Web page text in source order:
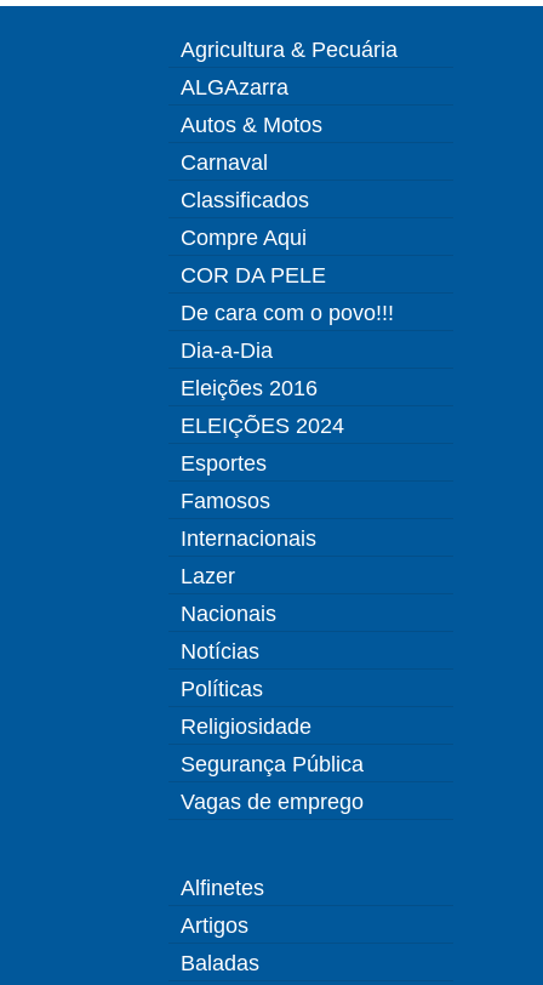
Agricultura & Pecuária
ALGAzarra
Autos & Motos
Carnaval
Classificados
Compre Aqui
COR DA PELE
De cara com o povo!!!
Dia-a-Dia
Eleições 2016
ELEIÇÕES 2024
Esportes
Famosos
Internacionais
Lazer
Nacionais
Notícias
Políticas
Religiosidade
Segurança Pública
Vagas de emprego
Alfinetes
Artigos
Baladas